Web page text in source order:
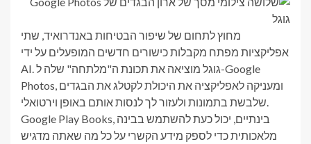
גוגל
מחוץ לתחום של שיפור הבטיחות באנדרואיד, שתי
אפליקציות מפתח מקבלות כישורים חדשים המופעלים על ידי
AI. גוגל מוציאה את תכונת ה"מלתחה" שלה ל-Google
Photos, ומעניקה לאפליקציה את היכולת לקטלג את הבגדים
שלבשת בתמונות ולעזור לך לנסות אותם באופן וירטואלי.
Google Play Books, בינתיים, יכול כעת להשתמש בבינה
מלאכותית כדי לספק מידע הקשרי על כל מה שאתה מדגיש